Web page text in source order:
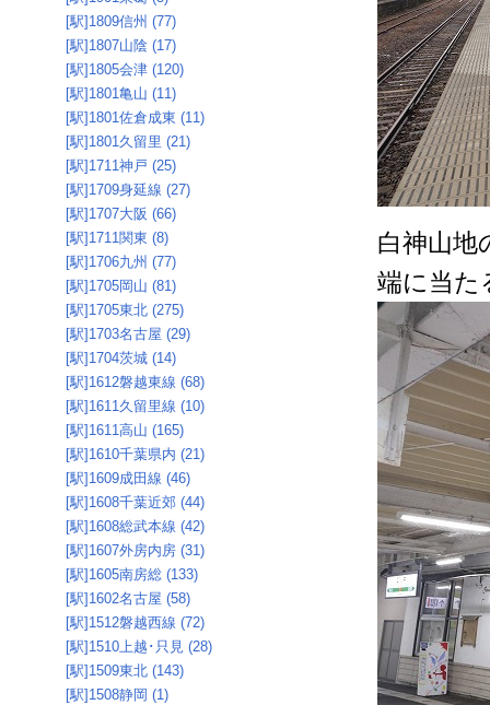
白神山地
端に当た
[駅]1809信州 (77)
[駅]1807山陰 (17)
[駅]1805会津 (120)
[駅]1801亀山 (11)
[駅]1801佐倉成東 (11)
[駅]1801久留里 (21)
[駅]1711神戸 (25)
[駅]1709身延線 (27)
[駅]1707大阪 (66)
[駅]1711関東 (8)
[駅]1706九州 (77)
[駅]1705岡山 (81)
[駅]1705東北 (275)
[駅]1703名古屋 (29)
[駅]1704茨城 (14)
[駅]1612磐越東線 (68)
[駅]1611久留里線 (10)
[駅]1611高山 (165)
[駅]1610千葉県内 (21)
[駅]1609成田線 (46)
[駅]1608千葉近郊 (44)
[駅]1608総武本線 (42)
[駅]1607外房内房 (31)
[駅]1605南房総 (133)
[駅]1602名古屋 (58)
[駅]1512磐越西線 (72)
[駅]1510上越･只見 (28)
[駅]1509東北 (143)
[駅]1508静岡 (1)